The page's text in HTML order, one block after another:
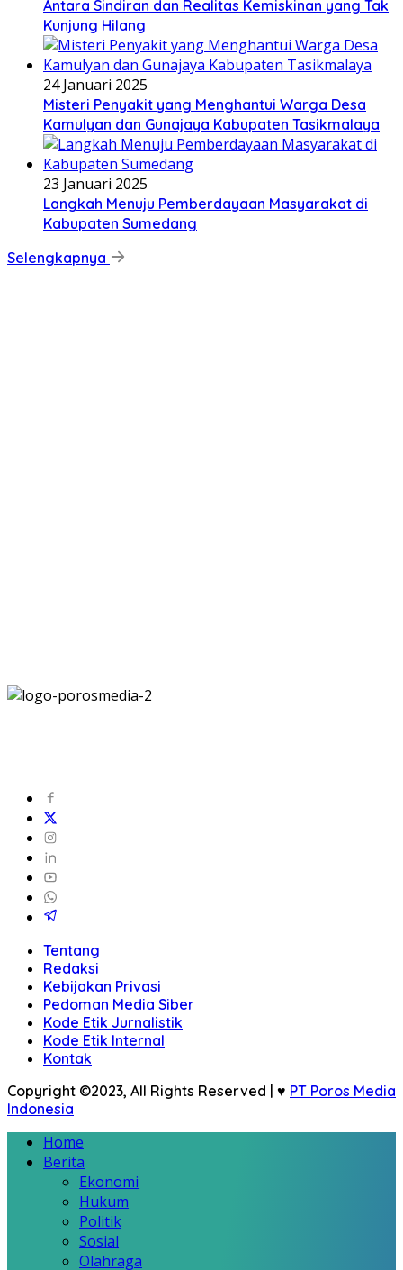
Antara Sindiran dan Realitas Kemiskinan yang Tak
Kunjung Hilang
24 Januari 2025
Misteri Penyakit yang Menghantui Warga Desa
Kamulyan dan Gunajaya Kabupaten Tasikmalaya
23 Januari 2025
Langkah Menuju Pemberdayaan Masyarakat di
Kabupaten Sumedang
Selengkapnya
Tentang
Redaksi
Kebijakan Privasi
Pedoman Media Siber
Kode Etik Jurnalistik
Kode Etik Internal
Kontak
Copyright ©2023, All Rights Reserved | ♥ PT Poros Media
Indonesia
Home
Berita
Ekonomi
Hukum
Politik
Sosial
Olahraga